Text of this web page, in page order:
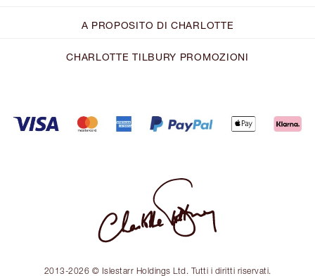
A PROPOSITO DI CHARLOTTE
CHARLOTTE TILBURY PROMOZIONI
2013-2026 © Islestarr Holdings Ltd. Tutti i diritti riservati.